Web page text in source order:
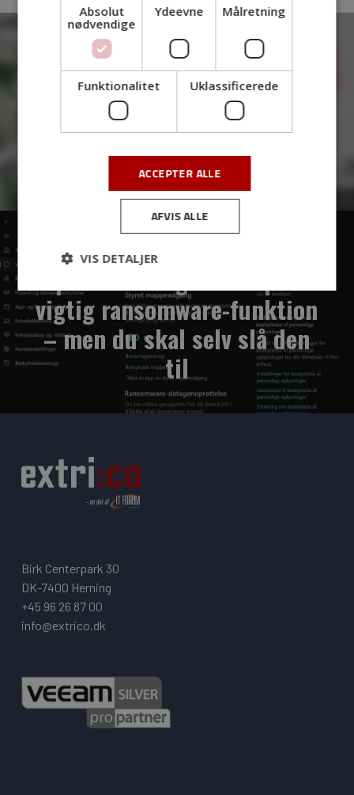
Previous Post
Velkommen til Bettina!
vigtig ransomware-funktion
– men du skal selv slå den
til
Birk Centerpark 30
DK-7400 Herning
+45 96 26 87 00
info@extrico.dk
Absolut
nødvendige
Ydeevne Målretning
Funktionalitet Uklassificerede
ACCEPTER ALLE
AFVIS ALLE
VIS DETALJER